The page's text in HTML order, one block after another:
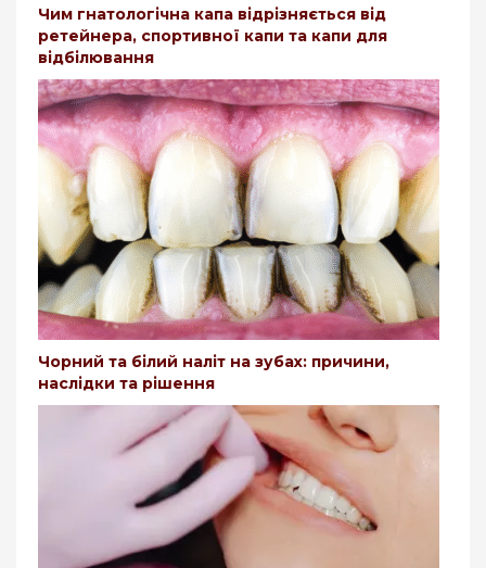
Чим гнатологічна капа відрізняється від
ретейнера, спортивної капи та капи для
відбілювання
Чорний та білий наліт на зубах: причини,
наслідки та рішення